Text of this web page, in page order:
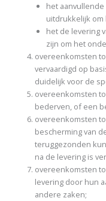
het
uitdrukkelijk
het de levering
zijn om het
overeenkomsten
vervaardigd op
duidelijk voor de
overeenkomsten
bederven, of een
overeenkomsten
bescherming van
teruggezonden
na de levering is
overeenkomsten
levering door hun
andere zaken;